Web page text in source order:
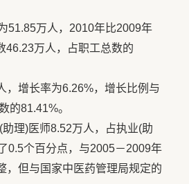
51.85万人，2010年比2009年
46.23万人，占职工总数的
，增长率为6.26%，增长比例与
的81.41%。
理)医师8.52万人，占执业(助
0.5个百分点，与2005－2009年
，但与国家中医药管理局规定的